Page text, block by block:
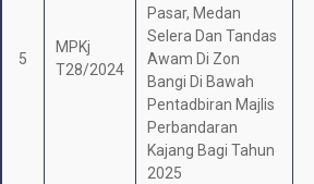
5
MPKj
T28/2024
Pasar, Medan
Selera Dan Tandas
Awam Di Zon
Bangi Di Bawah
Pentadbiran Majlis
Perbandaran
Kajang Bagi Tahun
2025